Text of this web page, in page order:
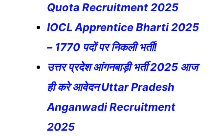
Quota Recruitment 2025
IOCL Apprentice Bharti 2025
– 1770 पदों पर निकली भर्ती!
उत्तर प्रदेश आंगनबाड़ी भर्ती 2025 आज
ही करे आवेदन Uttar Pradesh
Anganwadi Recruitment
2025